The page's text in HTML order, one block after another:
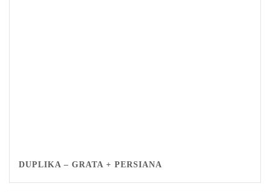
DUPLIKA – GRATA + PERSIANA